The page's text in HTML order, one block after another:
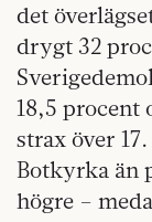
det
drygt 32
18,5 procent
strax över
Botkyrka än
högre –